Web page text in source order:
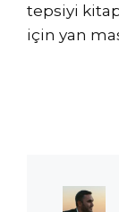
tepsiyi
için yan